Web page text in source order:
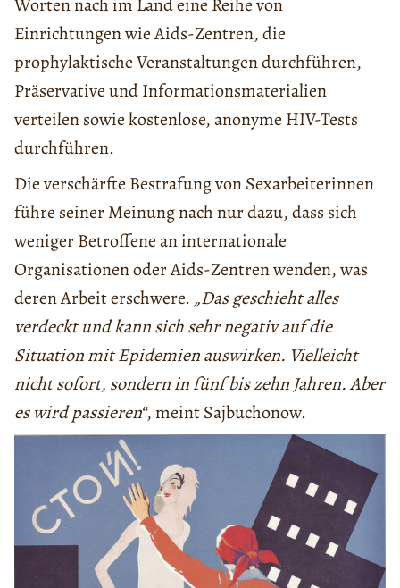
Einrichtungen wie Aids-Zentren, die
prophylaktische Veranstaltungen durchführen,
Präservative und Informationsmaterialien
verteilen sowie kostenlose, anonyme HIV-Tests
durchführen.
Die verschärfte Bestrafung von Sexarbeiterinnen
führe seiner Meinung nach nur dazu, dass sich
weniger Betroffene an internationale
Organisationen oder Aids-Zentren wenden, was
deren Arbeit erschwere. „Das geschieht alles
verdeckt und kann sich sehr negativ auf die
Situation mit Epidemien auswirken. Vielleicht
nicht sofort, sondern in fünf bis zehn Jahren. Aber
es wird passieren“, meint Sajbuchonow.